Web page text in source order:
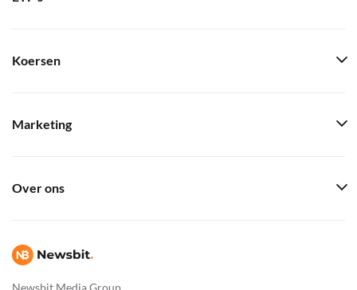
Newsbit Media Group
Koersen
Marketing
Over ons